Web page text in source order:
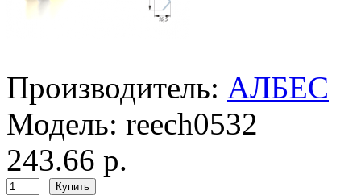
Производитель: АЛБЕС
Модель: reech0532
243.66 р.